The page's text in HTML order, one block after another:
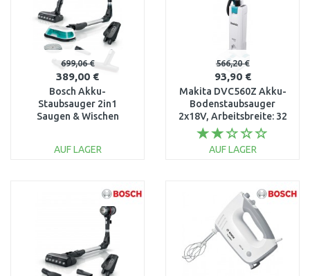
699,06 €
389,00 €
Bosch Akku-
Staubsauger 2in1
Saugen & Wischen
AUF LAGER
Vergleichen
566,20 €
93,90 €
Makita DVC560Z Akku-
Bodenstaubsauger
2x18V, Arbeitsbreite: 32
(ohne Akku, ohne
Ladegerät)
AUF LAGER
Vergleichen